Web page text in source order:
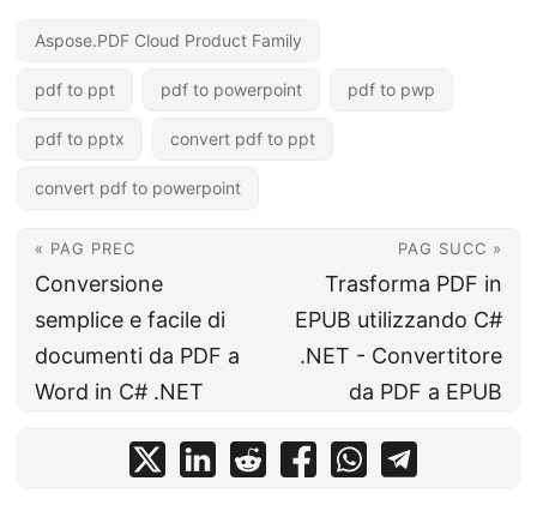
Aspose.PDF Cloud Product Family
pdf to ppt pdf to powerpoint pdf to pwp
pdf to pptx convert pdf to ppt
convert pdf to powerpoint
« PAG PREC
Conversione
semplice e facile di
documenti da PDF a
Word in C# .NET
PAG SUCC »
Trasforma PDF in
EPUB utilizzando C#
.NET - Convertitore
da PDF a EPUB